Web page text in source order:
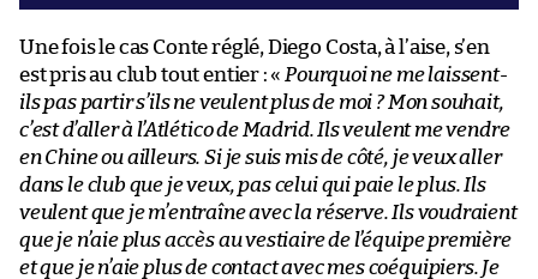
Une fois le cas Conte réglé, Diego Costa, à l’aise, s’en
est pris au club tout entier : « Pourquoi ne me laissent-
ils pas partir s’ils ne veulent plus de moi ? Mon souhait,
c’est d’aller à l’Atlético de Madrid. Ils veulent me vendre
en Chine ou ailleurs. Si je suis mis de côté, je veux aller
dans le club que je veux, pas celui qui paie le plus. Ils
veulent que je m’entraîne avec la réserve. Ils voudraient
que je n’aie plus accès au vestiaire de l’équipe première
et que je n’aie plus de contact avec mes coéquipiers. Je